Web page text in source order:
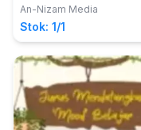
An-Nizam Media
Stok: 1/1